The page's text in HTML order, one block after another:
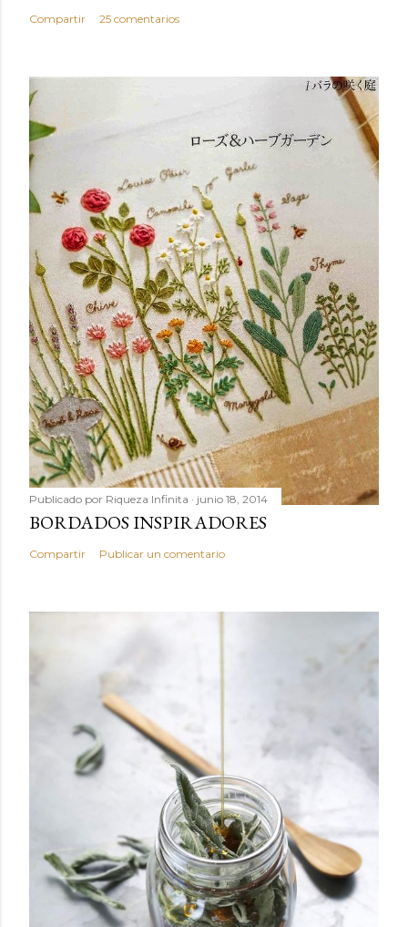
Compartir 25 comentarios
Publicado por Riqueza Infinita junio 18, 2014
BORDADOS INSPIRADORES
Compartir Publicar un comentario